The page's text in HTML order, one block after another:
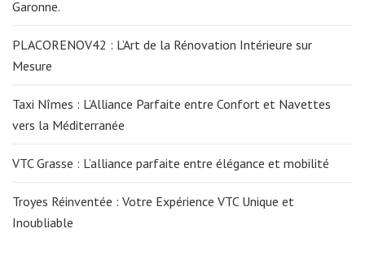
Garonne.
PLACORENOV42 : L’Art de la Rénovation Intérieure sur
Mesure
Taxi Nîmes : L’Alliance Parfaite entre Confort et Navettes
vers la Méditerranée
VTC Grasse : L’alliance parfaite entre élégance et mobilité
Troyes Réinventée : Votre Expérience VTC Unique et
Inoubliable